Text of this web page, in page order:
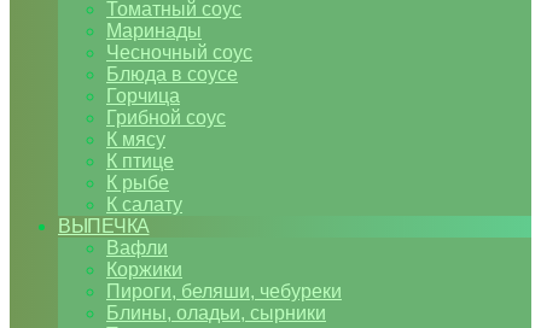
Томатный соус
Маринады
Чесночный соус
Блюда в соусе
Горчица
Грибной соус
К мясу
К птице
К рыбе
К салату
ВЫПЕЧКА
Вафли
Коржики
Пироги, беляши, чебуреки
Блины, оладьи, сырники